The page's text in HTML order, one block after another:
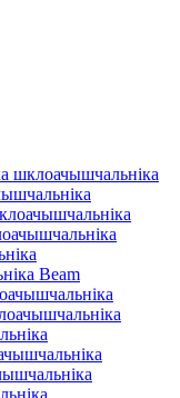
шклоачышчальніка
Beam